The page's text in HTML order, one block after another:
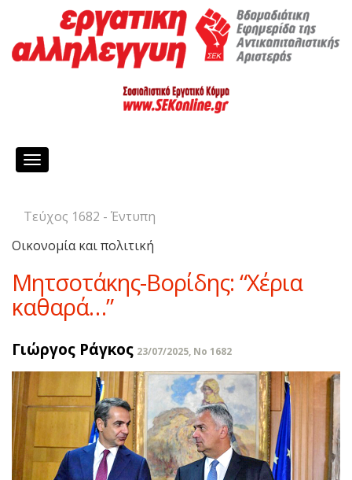
Toggle
Τεύχος 1682 - Έντυπη
Οικονομία και πολιτική
Μητσοτάκης-Βορίδης: “Χέρια
καθαρά…”
Γιώργος Ράγκος 23/07/2025, No 1682